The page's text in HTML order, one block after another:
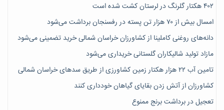
۴۰۲ هکتار گلرنگ در لرستان کشت شده است
امسال بیش از ۷۰ هزار تن پسته در رفسنجان برداشت می‌شود
دانه‌های روغنی کاملینا از کشاورزان خراسان شمالی خرید تضمینی می‌شود
مازاد تولید شالیکاران گلستانی خریداری می‌شود
تامین آب ۲۲ هزار هکتار زمین کشاورزی از طریق سدهای خراسان شمالی
کشاورزان از آتش زدن بقایای گیاهان خودداری کنند
تعجیل در برداشت برنج ممنوع